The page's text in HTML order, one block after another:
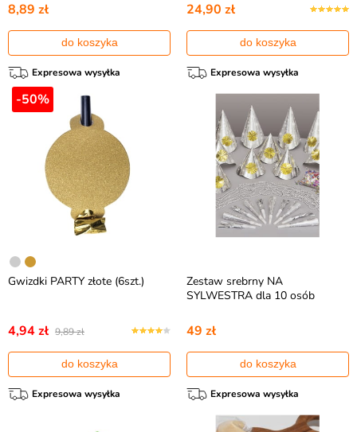
8,89 zł
do koszyka
Expresowa wysyłka
24,90 zł
do koszyka
Expresowa wysyłka
-50%
Gwizdki PARTY złote (6szt.)
4,94 zł 9,89 zł
do koszyka
Expresowa wysyłka
Zestaw srebrny NA
SYLWESTRA dla 10 osób
49 zł
do koszyka
Expresowa wysyłka